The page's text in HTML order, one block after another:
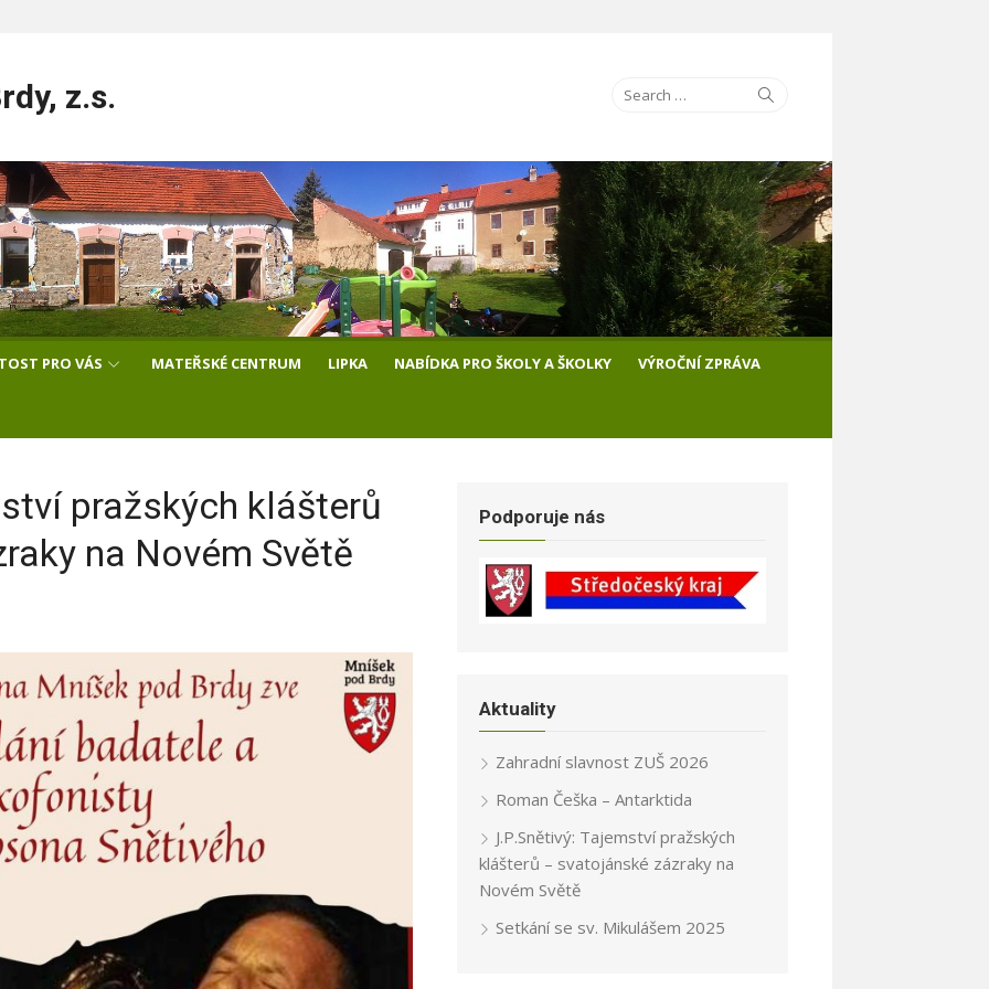
z.s.
Search
PRO VÁS MATEŘSKÉ CENTRUM LIPKA NABÍDKA PRO ŠKOLY A ŠKOLKY VÝROČNÍ ZPRÁVA
pražských klášterů
na Novém Světě
Podporuje nás
Aktuality
Zahradní slavnost ZUŠ 2026
Roman Češka – Antarktida
J.P.Snětivý: Tajemství pražských
klášterů – svatojánské zázraky na
Novém Světě
Setkání se sv. Mikulášem 2025